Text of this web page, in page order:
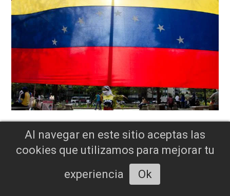
Por: Un refugio para
carneros homosexuales:
Al navegar en este sitio aceptas las
cookies que utilizamos para mejorar tu
experiencia
Ok